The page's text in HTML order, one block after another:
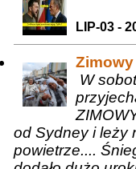
LIP-03 -
W
od Sydney i leży
powietrze....